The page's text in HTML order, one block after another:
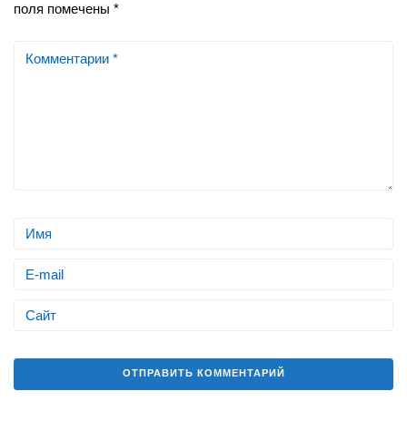
поля помечены *